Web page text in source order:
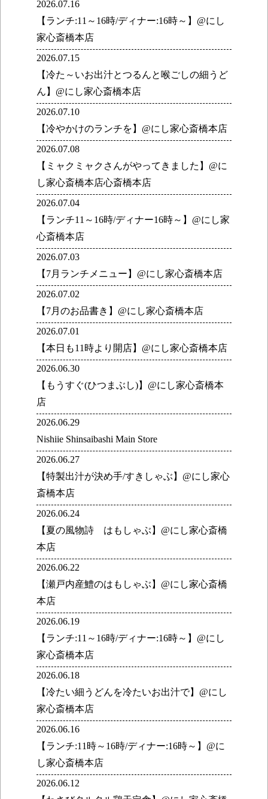
2026.07.16
【ランチ:11～16時/ディナー:16時～】@にし
家心斎橋本店
2026.07.15
【冷た～いお出汁とつるんと喉ごしの細うど
ん】@にし家心斎橋本店
2026.07.10
【冷やかけのランチを】@にし家心斎橋本店
2026.07.08
【ミャクミャクさんがやってきました】@に
し家心斎橋本店心斎橋本店
2026.07.04
【ランチ11～16時/ディナー16時～】@にし家
心斎橋本店
2026.07.03
【7月ランチメニュー】@にし家心斎橋本店
2026.07.02
【7月のお品書き】@にし家心斎橋本店
2026.07.01
【本日も11時より開店】@にし家心斎橋本店
2026.06.30
【もうすぐ(ひつまぶし)】@にし家心斎橋本
店
2026.06.29
Nishiie Shinsaibashi Main Store
2026.06.27
【特製出汁が決め手/すきしゃぶ】@にし家心
斎橋本店
2026.06.24
【夏の風物詩 はもしゃぶ】@にし家心斎橋
本店
2026.06.22
【瀬戸内産鱧のはもしゃぶ】@にし家心斎橋
本店
2026.06.19
【ランチ:11～16時/ディナー:16時～】@にし
家心斎橋本店
2026.06.18
【冷たい細うどんを冷たいお出汁で】@にし
家心斎橋本店
2026.06.16
【ランチ:11時～16時/ディナー:16時～】@に
し家心斎橋本店
2026.06.12